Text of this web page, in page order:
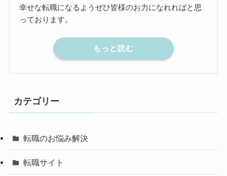
幸せな転職になるようぜひ皆様のお力になれればと思
っております。
もっと読む
カテゴリー
転職のお悩み解決
転職サイト